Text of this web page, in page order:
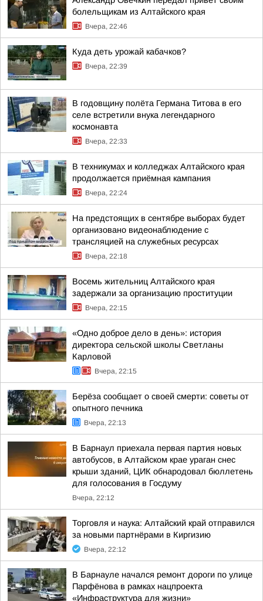
болельщикам из Алтайского края
Вчера, 22:46
Куда деть урожай кабачков?
Вчера, 22:39
В годовщину полёта Германа Титова в его
селе встретили внука легендарного
космонавта
Вчера, 22:33
В техникумах и колледжах Алтайского края
продолжается приёмная кампания
Вчера, 22:24
На предстоящих в сентябре выборах будет
организовано видеонаблюдение с
трансляцией на служебных ресурсах
Вчера, 22:18
Восемь жительниц Алтайского края
задержали за организацию проституции
Вчера, 22:15
«Одно доброе дело в день»: история
директора сельской школы Светланы
Карловой
Вчера, 22:15
Берёза сообщает о своей смерти: советы от
опытного печника
Вчера, 22:13
В Барнаул приехала первая партия новых
автобусов, в Алтайском крае ураган снес
крыши зданий, ЦИК обнародовал бюллетень
для голосования в Госдуму
Вчера, 22:12
Торговля и наука: Алтайский край отправился
за новыми партнёрами в Киргизию
Вчера, 22:12
В Барнауле начался ремонт дороги по улице
Парфёнова в рамках нацпроекта
«Инфраструктура для жизни»